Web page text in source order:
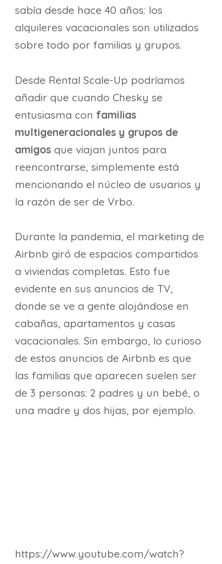
sabía desde hace 40 años: los
alquileres vacacionales son utilizados
sobre todo por familias y grupos.
Desde Rental Scale-Up podríamos
añadir que cuando Chesky se
entusiasma con familias
multigeneracionales y grupos de
amigos que viajan juntos para
reencontrarse, simplemente está
mencionando el núcleo de usuarios y
la razón de ser de Vrbo.
Durante la pandemia, el marketing de
Airbnb giró de espacios compartidos
a viviendas completas. Esto fue
evidente en sus anuncios de TV,
donde se ve a gente alojándose en
cabañas, apartamentos y casas
vacacionales. Sin embargo, lo curioso
de estos anuncios de Airbnb es que
las familias que aparecen suelen ser
de 3 personas: 2 padres y un bebé, o
una madre y dos hijas, por ejemplo.
https://www.youtube.com/watch?